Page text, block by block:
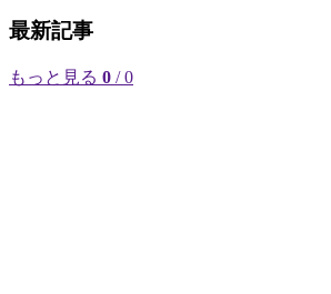
最新記事
もっと見る 0 / 0